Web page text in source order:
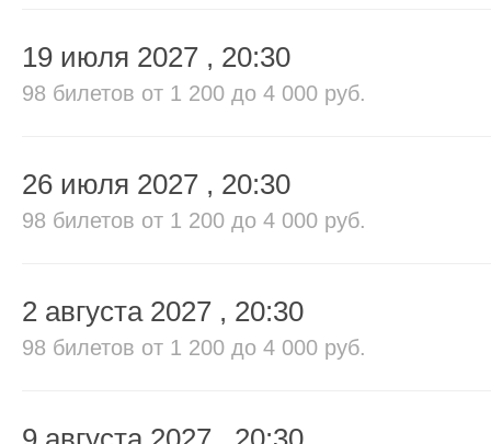
19 июля 2027 , 20:30
98 билетов от 1 200 до 4 000 руб.
26 июля 2027 , 20:30
98 билетов от 1 200 до 4 000 руб.
2 августа 2027 , 20:30
98 билетов от 1 200 до 4 000 руб.